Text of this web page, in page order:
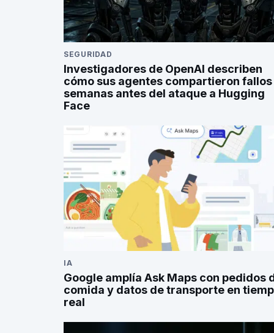
SEGURIDAD
Investigadores de OpenAI describen
cómo sus agentes compartieron fallos
semanas antes del ataque a Hugging
Face
IA
Google amplía Ask Maps con pedidos
comida y datos de transporte en
real